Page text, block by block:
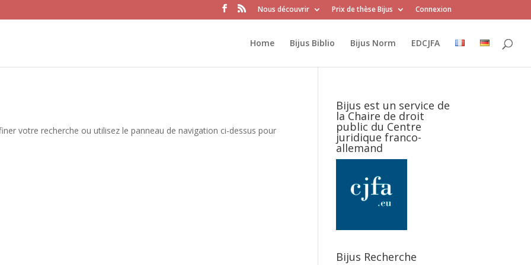
Nous découvrir Prix de thèse Bijus Connexion
Home Bijus Biblio Bijus Norm EDCJFA
votre recherche ou utilisez le panneau de navigation ci-dessus pour
Bijus est un service de
la Chaire de droit
public du Centre
juridique franco-
allemand
Bijus Recherche